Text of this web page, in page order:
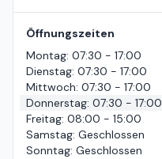
Öffnungszeiten
Montag: 07:30 - 17:00
Dienstag: 07:30 - 17:00
Mittwoch: 07:30 - 17:00
Donnerstag: 07:30 - 17:00
Freitag: 08:00 - 15:00
Samstag: Geschlossen
Sonntag: Geschlossen